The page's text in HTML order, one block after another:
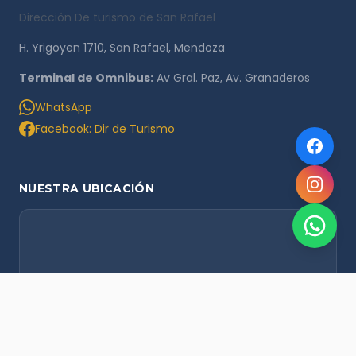
Dirección De turismo de San Rafael
H. Yrigoyen 1710, San Rafael, Mendoza
Terminal de Omnibus: Av Gral. Paz, Av. Granaderos
WhatsApp
Facebook: Dir de Turismo
NUESTRA UBICACIÓN